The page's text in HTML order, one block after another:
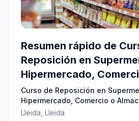
Resumen rápido de
Reposición en
Hipermercado,
Curso de Reposición en
Hipermercado, Comercio o
Lleida, Lleida